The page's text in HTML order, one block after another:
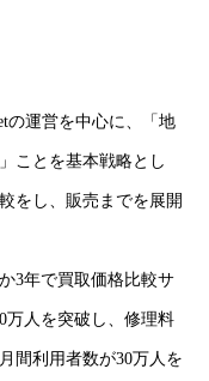
の運営を中心に、「地
ことを基本戦略とし
をし、販売までを展開
3年で買取価格比較サ
万人を突破し、修理料
間利用者数が30万人を